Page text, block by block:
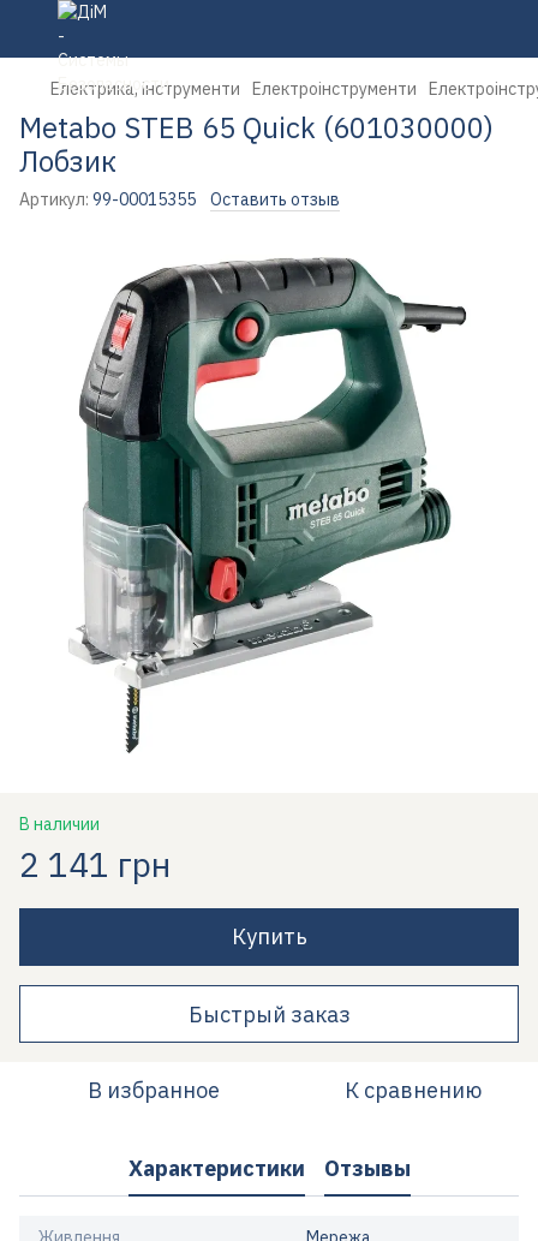
Електрика, інструменти Електроінструменти
Metabo STEB 65 Quick (601030000)
Лобзик
Артикул: 99-00015355 Оставить отзыв
В наличии
2 141 грн
Купить
Быстрый заказ
В избранное К сравнению
Характеристики Отзывы